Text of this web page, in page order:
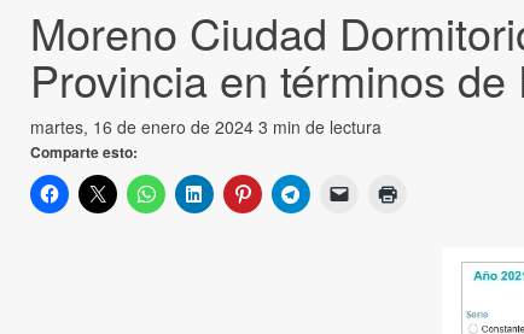
Moreno Ciudad
Provincia en términos
martes, 16 de enero de 2024 3 min de lectura
Comparte esto: